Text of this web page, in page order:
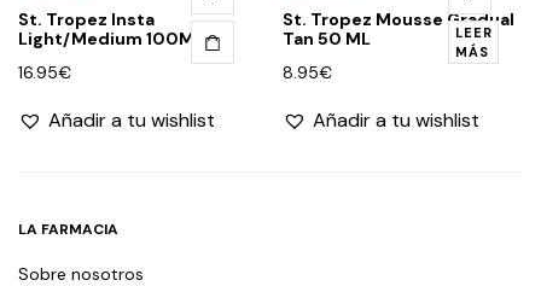
St. Tropez Insta
Light/Medium 100Ml
16.95€
Añadir a tu wishlist
LEER
MÁS
St. Tropez Mousse Gradual
Tan 50 ML
8.95€
Añadir a tu wishlist
LA FARMACIA
Sobre nosotros